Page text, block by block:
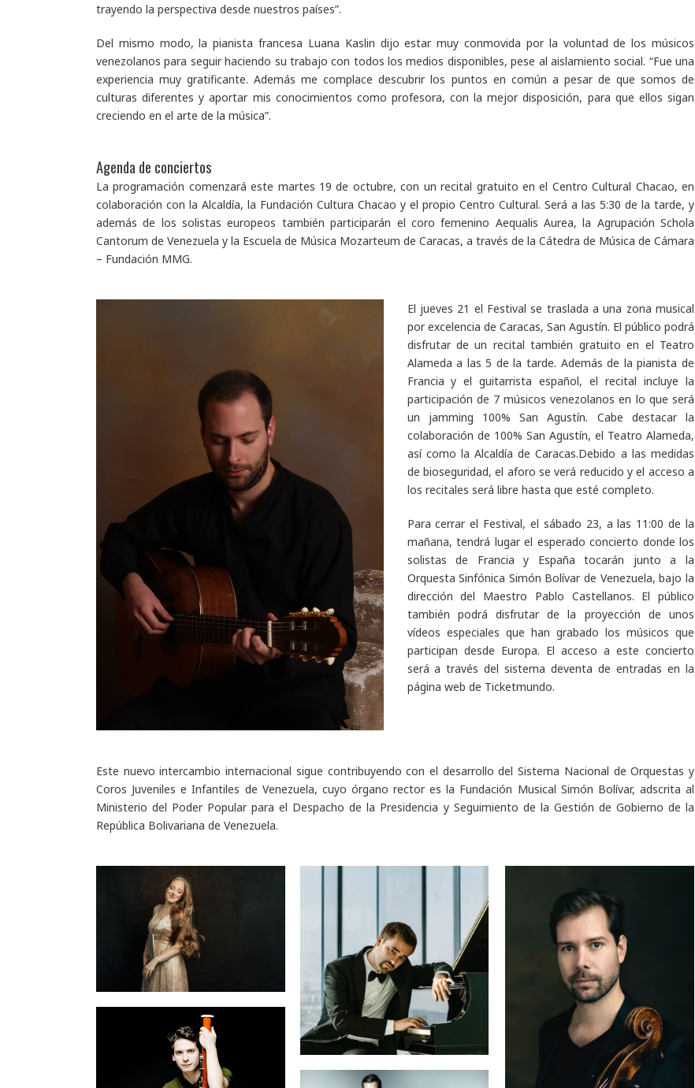
trayendo la perspectiva desde nuestros países”.
Del mismo modo, la pianista francesa Luana Kaslin dijo estar muy conmovida por la voluntad de los músicos
venezolanos para seguir haciendo su trabajo con todos los medios disponibles, pese al aislamiento social. “Fue una
experiencia muy gratificante. Además me complace descubrir los puntos en común a pesar de que somos de
culturas diferentes y aportar mis conocimientos como profesora, con la mejor disposición, para que ellos sigan
creciendo en el arte de la música”.
Agenda de conciertos
La programación comenzará este martes 19 de octubre, con un recital gratuito en el Centro Cultural Chacao, en
colaboración con la Alcaldía, la Fundación Cultura Chacao y el propio Centro Cultural. Será a las 5:30 de la tarde, y
además de los solistas europeos también participarán el coro femenino Aequalis Aurea, la Agrupación Schola
Cantorum de Venezuela y la Escuela de Música Mozarteum de Caracas, a través de la Cátedra de Música de Cámara
– Fundación MMG.
El jueves 21 el Festival se traslada a una zona musical
por excelencia de Caracas, San Agustín. El público podrá
disfrutar de un recital también gratuito en el Teatro
Alameda a las 5 de la tarde. Además de la pianista de
Francia y el guitarrista español, el recital incluye la
participación de 7 músicos venezolanos en lo que será
un jamming 100% San Agustín. Cabe destacar la
colaboración de 100% San Agustín, el Teatro Alameda,
así como la Alcaldía de Caracas.Debido a las medidas
de bioseguridad, el aforo se verá reducido y el acceso a
los recitales será libre hasta que esté completo.
Para cerrar el Festival, el sábado 23, a las 11:00 de la
mañana, tendrá lugar el esperado concierto donde los
solistas de Francia y España tocarán junto a la
Orquesta Sinfónica Simón Bolívar de Venezuela, bajo la
dirección del Maestro Pablo Castellanos. El público
también podrá disfrutar de la proyección de unos
vídeos especiales que han grabado los músicos que
participan desde Europa. El acceso a este concierto
será a través del sistema deventa de entradas en la
página web de Ticketmundo.
Este nuevo intercambio internacional sigue contribuyendo con el desarrollo del Sistema Nacional de Orquestas y
Coros Juveniles e Infantiles de Venezuela, cuyo órgano rector es la Fundación Musical Simón Bolívar, adscrita al
Ministerio del Poder Popular para el Despacho de la Presidencia y Seguimiento de la Gestión de Gobierno de la
República Bolivariana de Venezuela.